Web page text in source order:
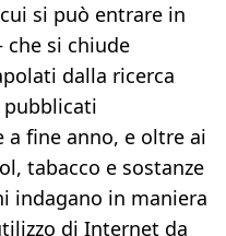
si può entrare in
che si chiude
dalla ricerca
pubblicati
fine anno, e oltre ai
tabacco e sostanze
indagano in maniera
di Internet da